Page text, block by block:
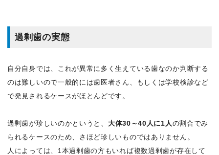
過剰歯の実態
自分自身では、これが異常に多く生えている歯なのか判断する
のは難しいので一般的には歯医者さん、もしくは学校検診など
で発見されるケースがほとんどです。
過剰歯が珍しいのかというと、 大体30～40人に1人の割合でみ
られるケースのため、さほど珍しいものではありません。
人によっては、1本過剰歯の方もいれば複数過剰歯が存在して